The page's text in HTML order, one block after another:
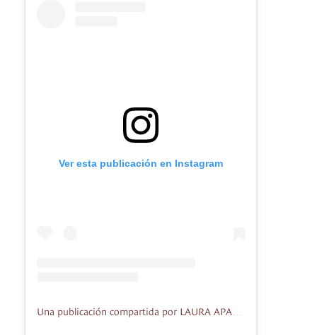
Ver esta publicación en Instagram